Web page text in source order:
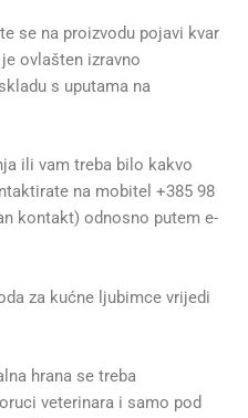
se na proizvodu pojavi kvar
ovlašten izravno
s uputama na
ili vam treba bilo kakvo
na mobitel +385 98
kontakt) odnosno putem e-
za kućne ljubimce vrijedi
hrana se treba
veterinara i samo pod